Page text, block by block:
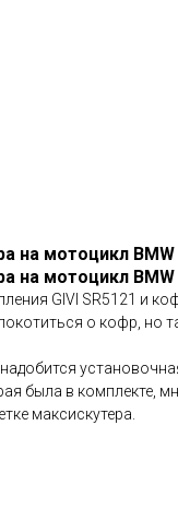
на мотоцикл
на мотоцикл
GIVI SR5121 и
о кофр, но
была в комплекте,
максискутера.